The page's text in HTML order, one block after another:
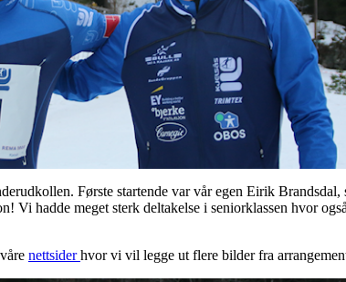
Første startende var vår egen Eirik Brandsdal,
Vi hadde meget sterk deltakelse i seniorklassen hvor
nettsiderhvor vi vil legge ut flere bilder fra